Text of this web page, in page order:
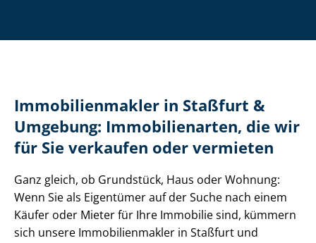
Im­mo­bi­li­en­mak­ler in Staßfurt &
Umgebung: Immobilienarten, die wir
für Sie verkaufen oder vermieten
Ganz gleich, ob Grundstück, Haus oder Wohnung:
Wenn Sie als Eigentümer auf der Suche nach einem
Käufer oder Mieter für Ihre Immobilie sind, kümmern
sich unsere Im­mo­bi­li­en­mak­ler in Staßfurt und